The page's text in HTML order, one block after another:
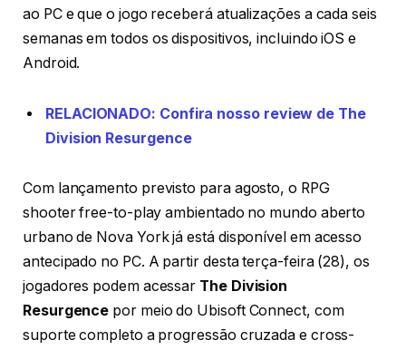
ao PC e que o jogo receberá atualizações a cada seis
semanas em todos os dispositivos, incluindo iOS e
Android.
RELACIONADO: Confira nosso review de The
Division Resurgence
Com lançamento previsto para agosto, o RPG
shooter free-to-play ambientado no mundo aberto
urbano de Nova York já está disponível em acesso
antecipado no PC. A partir desta terça-feira (28), os
jogadores podem acessar The Division
Resurgence por meio do Ubisoft Connect, com
suporte completo a progressão cruzada e cross-